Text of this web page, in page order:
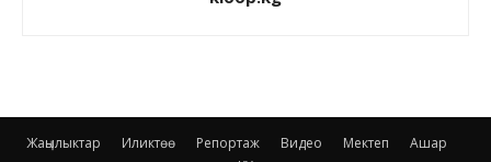
Жаңылыктар Иликтөө Репортаж Видео Мектеп
Ашар